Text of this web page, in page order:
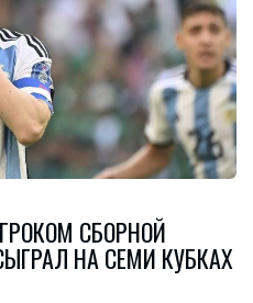
СБОРНОЙ
НА СЕМИ КУБКАХ